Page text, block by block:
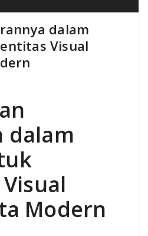
dalam
Visual
dalam
Modern